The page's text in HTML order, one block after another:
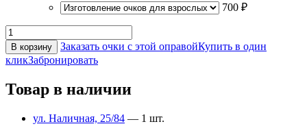
700 ₽
В корзину Заказать очки с этой оправойКупить в один
кликЗабронировать
Товар в наличии
ул. Наличная, 25/84 — 1 шт.